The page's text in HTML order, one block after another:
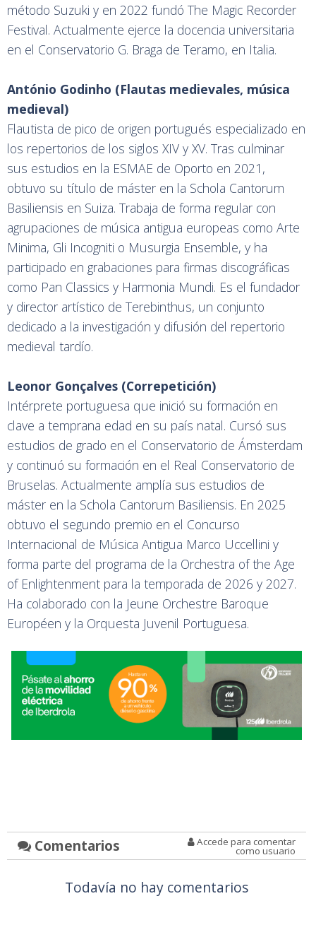
método Suzuki y en 2022 fundó The Magic Recorder
Festival. Actualmente ejerce la docencia universitaria
en el Conservatorio G. Braga de Teramo, en Italia.
António Godinho (Flautas medievales, música
medieval)
Flautista de pico de origen portugués especializado en
los repertorios de los siglos XIV y XV. Tras culminar
sus estudios en la ESMAE de Oporto en 2021,
obtuvo su título de máster en la Schola Cantorum
Basiliensis en Suiza. Trabaja de forma regular con
agrupaciones de música antigua europeas como Arte
Minima, Gli Incogniti o Musurgia Ensemble, y ha
participado en grabaciones para firmas discográficas
como Pan Classics y Harmonia Mundi. Es el fundador
y director artístico de Terebinthus, un conjunto
dedicado a la investigación y difusión del repertorio
medieval tardío.
Leonor Gonçalves (Correpetición)
Intérprete portuguesa que inició su formación en
clave a temprana edad en su país natal. Cursó sus
estudios de grado en el Conservatorio de Ámsterdam
y continuó su formación en el Real Conservatorio de
Bruselas. Actualmente amplía sus estudios de
máster en la Schola Cantorum Basiliensis. En 2025
obtuvo el segundo premio en el Concurso
Internacional de Música Antigua Marco Uccellini y
forma parte del programa de la Orchestra of the Age
of Enlightenment para la temporada de 2026 y 2027.
Ha colaborado con la Jeune Orchestre Baroque
Européen y la Orquesta Juvenil Portuguesa.
Comentarios Accede para comentar
como usuario
Todavía no hay comentarios